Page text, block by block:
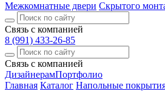
Межкомнатные двери Скрытого
Связь с компанией
8 (991) 433-26-85
Связь с компанией
ДизайнерамПортфолио
Главная Каталог Напольные